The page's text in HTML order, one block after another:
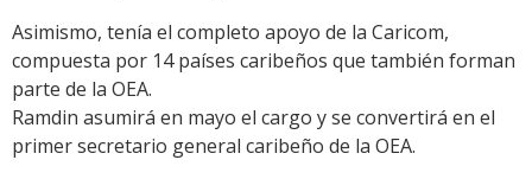
Asimismo, tenía el completo apoyo de la Caricom,
compuesta por 14 países caribeños que también forman
parte de la OEA.
Ramdin asumirá en mayo el cargo y se convertirá en el
primer secretario general caribeño de la OEA.